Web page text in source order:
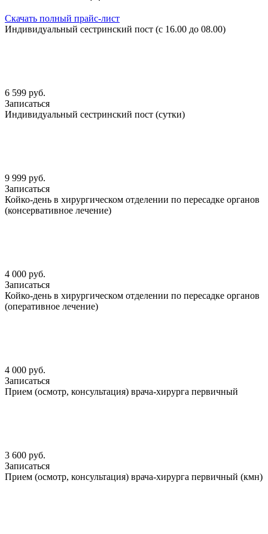
Скачать полный прайс-лист
Индивидуальный сестринский пост (с 16.00 до 08.00)
6 599 руб.
Записаться
Индивидуальный сестринский пост (сутки)
9 999 руб.
Записаться
Койко-день в хирургическом отделении по пересадке органов
(консервативное лечение)
4 000 руб.
Записаться
Койко-день в хирургическом отделении по пересадке органов
(оперативное лечение)
4 000 руб.
Записаться
Прием (осмотр, консультация) врача-хирурга первичный
3 600 руб.
Записаться
Прием (осмотр, консультация) врача-хирурга первичный (кмн)